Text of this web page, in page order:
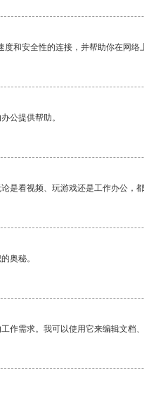
和安全性的连接，并帮助你在网络
公提供帮助。
是看视频、玩游戏还是工作办公，
奥秘。
作需求。我可以使用它来编辑文档